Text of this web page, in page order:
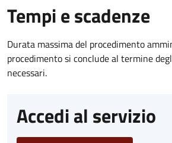
Tempi e scadenze
Durata massima del procedimento
procedimento si conclude al termine
necessari.
Accedi al servizio